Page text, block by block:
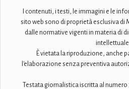
I contenuti, i testi, le immagini e le
sito web sono di proprietà esclusiva di
dalle normative vigenti in materia di
È vietata la riproduzione, anche
l'elaborazione senza preventiva
Testata giornalistica iscritta al